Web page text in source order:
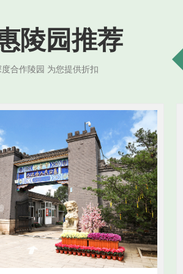
陵园推荐
度合作陵园 为您提供折扣